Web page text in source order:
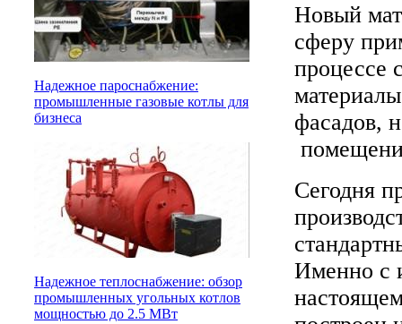
Надежное пароснабжение:
промышленные газовые котлы для
бизнеса
Надежное теплоснабжение: обзор
промышленных угольных котлов
мощностью до 2.5 МВт
Новый
сферу
процессе
фасадов,
Сегодня
Именно с